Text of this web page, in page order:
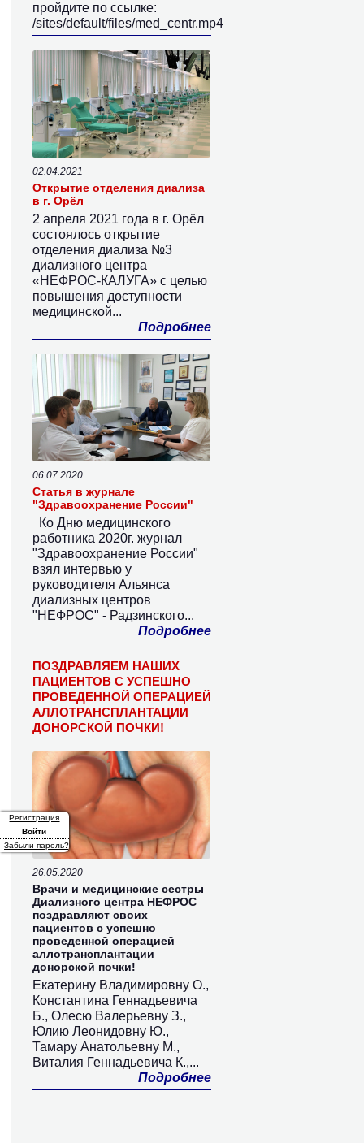
Регистрация
Войти (активная вкладка)
Забыли пароль?
пройдите по ссылке:
/sites/default/files/med_centr.mp4
02.04.2021
Открытие отделения диализа
в г. Орёл
2 апреля 2021 года в г. Орёл
состоялось открытие
отделения диализа №3
диализного центра
«НЕФРОС-КАЛУГА» с целью
повышения доступности
медицинской...
Подробнее
06.07.2020
Статья в журнале
"Здравоохранение России"
Ко Дню медицинского
работника 2020г. журнал
"Здравоохранение России"
взял интервью у
руководителя Альянса
диализных центров
"НЕФРОС" - Радзинского...
Подробнее
ПОЗДРАВЛЯЕМ НАШИХ
ПАЦИЕНТОВ С УСПЕШНО
ПРОВЕДЕННОЙ ОПЕРАЦИЕЙ
АЛЛОТРАНСПЛАНТАЦИИ
ДОНОРСКОЙ ПОЧКИ!
26.05.2020
Врачи и медицинские сестры
Диализного центра НЕФРОС
поздравляют своих
пациентов с успешно
проведенной операцией
аллотрансплантации
донорской почки!
Екатерину Владимировну О.,
Константина Геннадьевича
Б., Олесю Валерьевну З.,
Юлию Леонидовну Ю.,
Тамару Анатольевну М.,
Виталия Геннадьевича К.,...
Подробнее